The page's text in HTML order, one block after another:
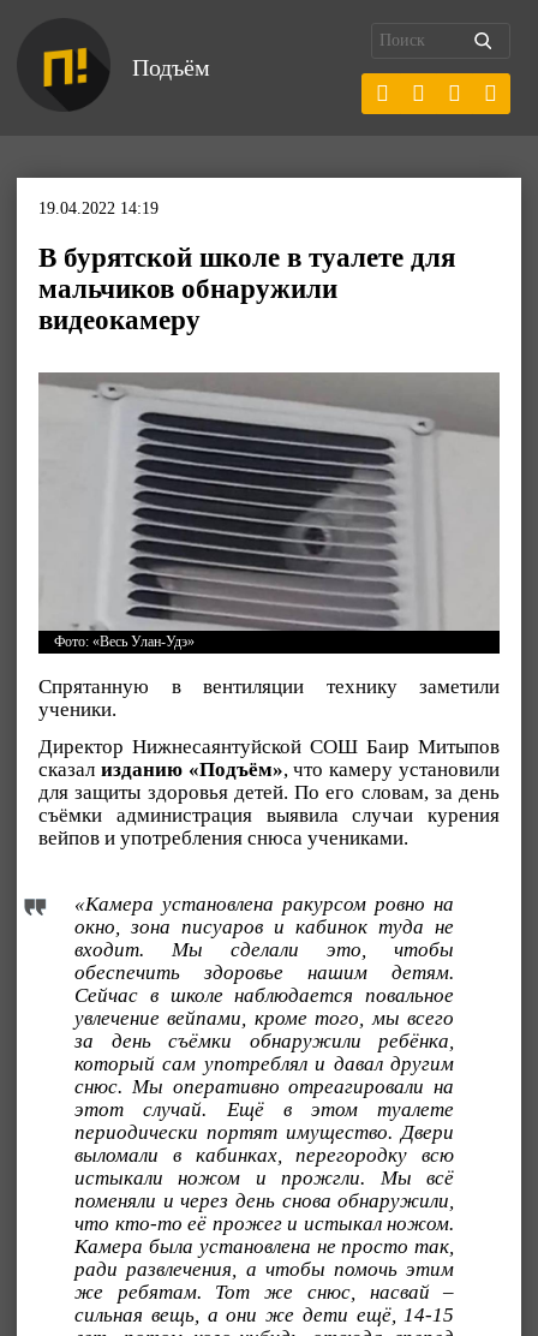
Подъём
19.04.2022 14:19
В бурятской школе в туалете для
мальчиков обнаружили
видеокамеру
Фото: «Весь Улан-Удэ»
Спрятанную в вентиляции технику заметили
ученики.
Директор Нижнесаянтуйской СОШ Баир Митыпов
сказал изданию «Подъём», что камеру установили
для защиты здоровья детей. По его словам, за день
съёмки администрация выявила случаи курения
вейпов и употребления снюса учениками.
«Камера установлена ракурсом ровно на
окно, зона писуаров и кабинок туда не
входит. Мы сделали это, чтобы
обеспечить здоровье нашим детям.
Сейчас в школе наблюдается повальное
увлечение вейпами, кроме того, мы всего
за день съёмки обнаружили ребёнка,
который сам употреблял и давал другим
снюс. Мы оперативно отреагировали на
этот случай. Ещё в этом туалете
периодически портят имущество. Двери
выломали в кабинках, перегородку всю
истыкали ножом и прожгли. Мы всё
поменяли и через день снова обнаружили,
что кто-то её прожег и истыкал ножом.
Камера была установлена не просто так,
ради развлечения, а чтобы помочь этим
же ребятам. Тот же снюс, насвай –
сильная вещь, а они же дети ещё, 14-15